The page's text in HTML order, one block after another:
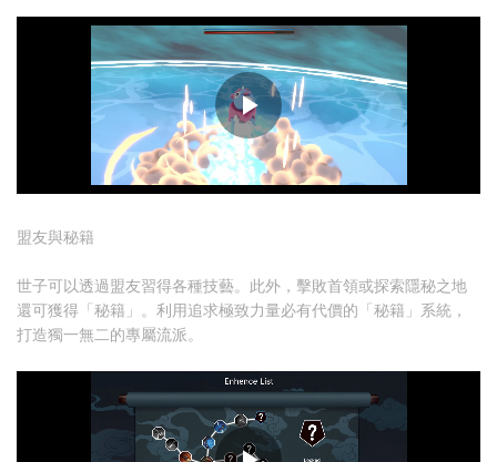
盟友與秘籍
世子可以透過盟友習得各種技藝。此外，擊敗首領或探索隱秘之地
還可獲得「秘籍」。利用追求極致力量必有代價的「秘籍」系統，
打造獨一無二的專屬流派。